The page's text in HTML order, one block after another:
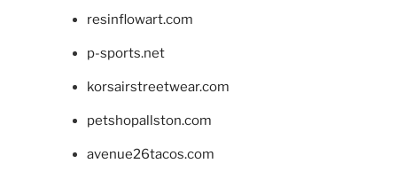
resinflowart.com
p-sports.net
korsairstreetwear.com
petshopallston.com
avenue26tacos.com